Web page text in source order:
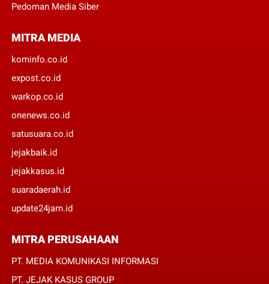
Pedoman Media Siber
MITRA MEDIA
kominfo.co.id
expost.co.id
warkop.co.id
onenews.co.id
satusuara.co.id
jejakbaik.id
jejakkasus.id
suaradaerah.id
update24jam.id
MITRA PERUSAHAAN
PT. MEDIA KOMUNIKASI INFORMASI
PT. JEJAK KASUS GROUP